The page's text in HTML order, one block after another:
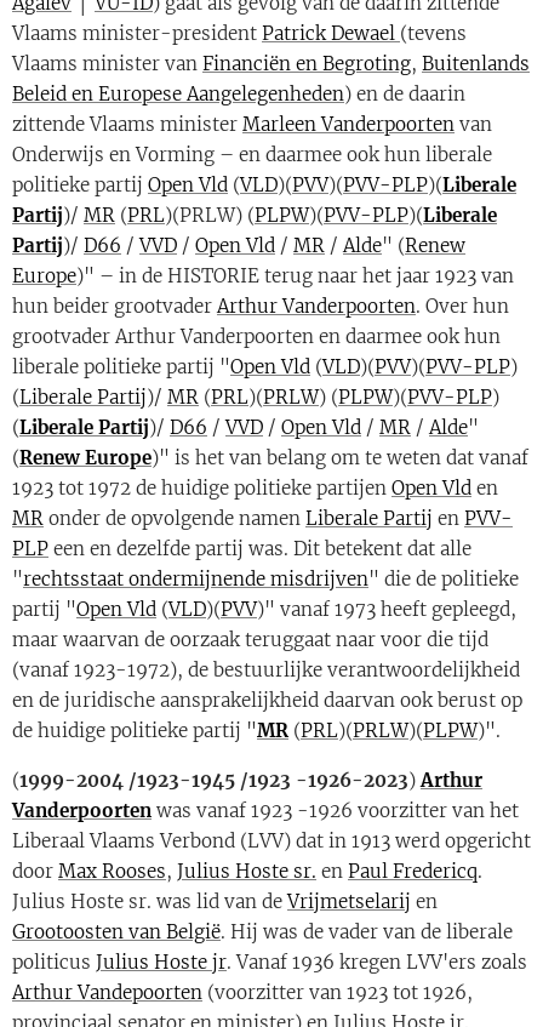
Vlaams minister-president Patrick Dewael (tevens
Vlaams minister van Financiën en Begroting, Buitenlands
Beleid en Europese Aangelegenheden) en de daarin
zittende Vlaams minister Marleen Vanderpoorten van
Onderwijs en Vorming – en daarmee ook hun liberale
politieke partij Open Vld (VLD)(PVV)(PVV-PLP)(Liberale
Partij)/ MR (PRL)(PRLW) (PLPW)(PVV-PLP)(Liberale
Partij)/ D66 /VVD / Open Vld / MR /Alde" (Renew
Europe)" – in de HISTORIE terug naar het jaar 1923 van
hun beider grootvaderArthur Vanderpoorten. Over hun
grootvader Arthur Vanderpoorten en daarmee ook hun
liberale politieke partij "Open Vld (VLD)(PVV)(PVV-PLP)
(Liberale Partij)/ MR (PRL)(PRLW) (PLPW)(PVV-PLP)
(Liberale Partij)/ D66 /VVD / Open Vld / MR /Alde"
(Renew Europe)" is het van belang om te weten dat vanaf
1923 tot 1972 de huidige politieke partijen Open Vld en
MR onder de opvolgende namen Liberale Partij en PVV-
PLP een en dezelfde partij was. Dit betekent dat alle
"rechtsstaat ondermijnende misdrijven" die de politieke
partij "Open Vld (VLD)(PVV)" vanaf 1973 heeft gepleegd,
maar waarvan de oorzaak teruggaat naar voor die tijd
(vanaf 1923-1972), de bestuurlijke verantwoordelijkheid
en de juridische aansprakelijkheid daarvan ook berust op
de huidige politieke partij "MR (PRL)(PRLW)(PLPW)".
(1999-2004 /1923-1945 /1923 -1926-2023)Arthur
Vanderpoorten was vanaf 1923 -1926 voorzitter van het
Liberaal Vlaams Verbond (LVV) dat in 1913 werd opgericht
door Max Rooses, Julius Hoste sr. en Paul Fredericq.
Julius Hoste sr. was lid van deVrijmetselarij en
Grootoosten van België. Hij was de vader van de liberale
politicus Julius Hoste jr. Vanaf 1936 kregen LVV'ers zoals
Arthur Vandepoorten (voorzitter van 1923 tot 1926,